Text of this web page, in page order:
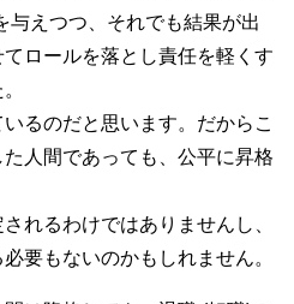
与えつつ、それでも結果が出
ロールを落とし責任を軽くす
るのだと思います。だからこ
人間であっても、公平に昇格
れるわけではありませんし、
要もないのかもしれません。